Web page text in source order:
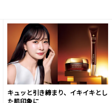
キュッと引き締まり、イキイキとし